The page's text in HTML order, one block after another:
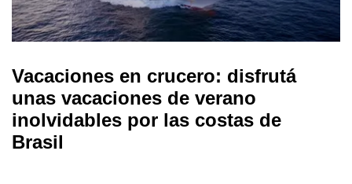
Vacaciones en crucero: disfrutá
unas vacaciones de verano
inolvidables por las costas de
Brasil